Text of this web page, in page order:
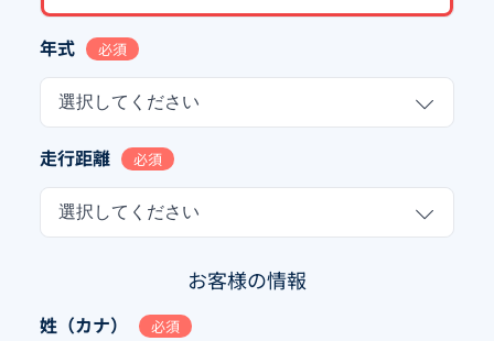
年式 必須
選択してください
走行距離 必須
選択してください
お客様の情報
姓（カナ） 必須